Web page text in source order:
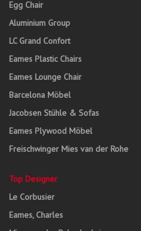
Egg Chair
Aluminium Group
LC Grand Confort
Eames Plastic Chairs
Eames Lounge Chair
Barcelona Möbel
Jacobsen Stühle & Sofas
Eames Plywood Möbel
Freischwinger Mies van der Rohe
Top Designer
Le Corbusier
Eames, Charles